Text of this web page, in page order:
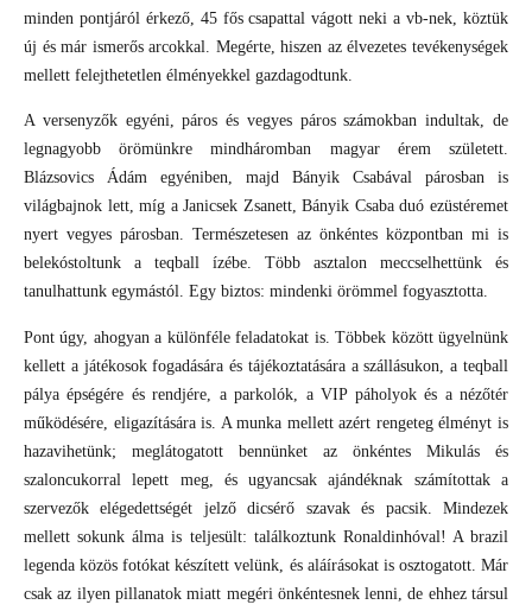
minden pontjáról érkező, 45 fős csapattal vágott neki a vb-nek, köztük
új és már ismerős arcokkal. Megérte, hiszen az élvezetes tevékenységek
mellett felejthetetlen élményekkel gazdagodtunk.
A versenyzők egyéni, páros és vegyes páros számokban indultak, de
legnagyobb örömünkre mindháromban magyar érem született.
Blázsovics Ádám egyéniben, majd Bányik Csabával párosban is
világbajnok lett, míg a Janicsek Zsanett, Bányik Csaba duó ezüstéremet
nyert vegyes párosban. Természetesen az önkéntes központban mi is
belekóstoltunk a teqball ízébe. Több asztalon meccselhettünk és
tanulhattunk egymástól. Egy biztos: mindenki örömmel fogyasztotta.
Pont úgy, ahogyan a különféle feladatokat is. Többek között ügyelnünk
kellett a játékosok fogadására és tájékoztatására a szállásukon, a teqball
pálya épségére és rendjére, a parkolók, a VIP páholyok és a nézőtér
működésére, eligazítására is. A munka mellett azért rengeteg élményt is
hazavihetünk; meglátogatott bennünket az önkéntes Mikulás és
szaloncukorral lepett meg, és ugyancsak ajándéknak számítottak a
szervezők elégedettségét jelző dicsérő szavak és pacsik. Mindezek
mellett sokunk álma is teljesült: találkoztunk Ronaldinhóval! A brazil
legenda közös fotókat készített velünk, és aláírásokat is osztogatott. Már
csak az ilyen pillanatok miatt megéri önkéntesnek lenni, de ehhez társul